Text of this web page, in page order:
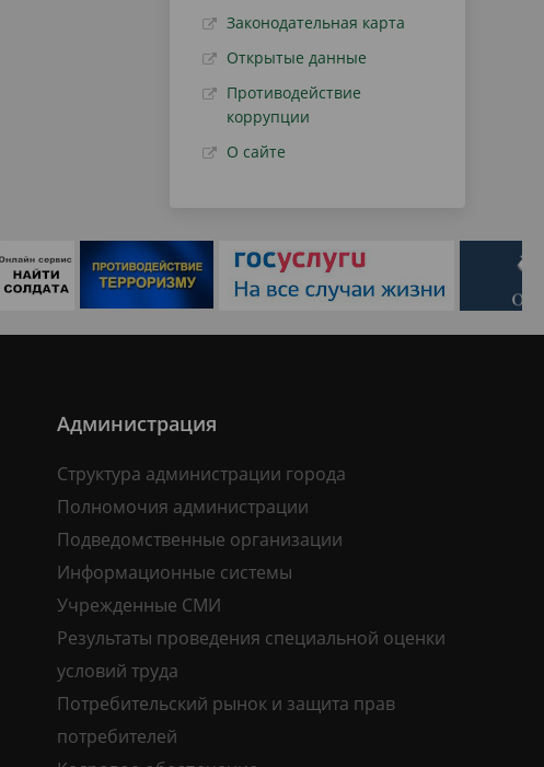
Законодательная карта
Открытые данные
Противодействие
коррупции
О сайте
Администрация
Структура администрации города
Полномочия администрации
Подведомственные организации
Информационные системы
Учрежденные СМИ
Результаты проведения специальной оценки
условий труда
Потребительский рынок и защита прав
потребителей